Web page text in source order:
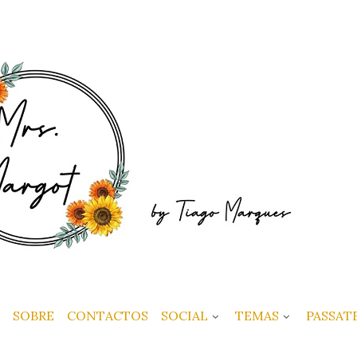
SOBRE CONTACTOS SOCIAL TEMAS